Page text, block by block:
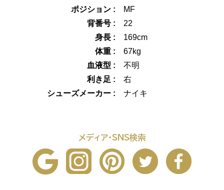
ポジション :
MF
背番号 :
22
身長 :
169cm
体重 :
67kg
血液型 :
不明
利き足 :
右
シューズメーカー :
ナイキ
メディア・SNS検索